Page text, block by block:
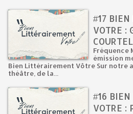
#17
VOTRE :
Fréquence
émission
Bien Littérairement Vôtre Sur notre
théâtre, de la...
#16
VOTRE :